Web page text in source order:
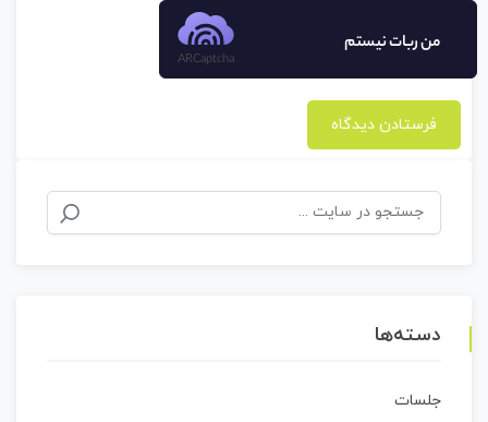
من ربات نیستم
ARCaptcha
جستجو
برای:
دسته‌ها
جلسات